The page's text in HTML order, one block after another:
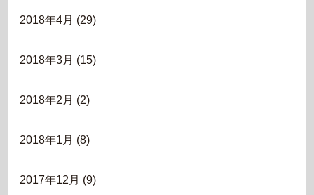
2018年4月 (29)
2018年3月 (15)
2018年2月 (2)
2018年1月 (8)
2017年12月 (9)